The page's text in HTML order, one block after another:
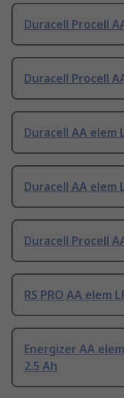
Duracell Procell
Duracell Procell
Duracell AA elem
Duracell AA elem
Duracell Procell
RS PRO AA elem
Energizer AA
2.5 Ah